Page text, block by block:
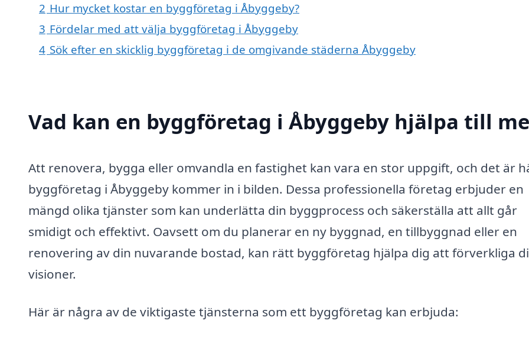
2 Hur mycket kostar en byggföretag i Åbyggeby?
3 Fördelar med att välja byggföretag i Åbyggeby
4 Sök efter en skicklig byggföretag i de omgivande städerna Åbyggeby
Vad kan en byggföretag i Åbyggeby hjälpa till
Att renovera, bygga eller omvandla en fastighet kan vara en stor uppgift, och det är
byggföretag i Åbyggeby kommer in i bilden. Dessa professionella företag erbjuder en
mängd olika tjänster som kan underlätta din byggprocess och säkerställa att allt går
smidigt och effektivt. Oavsett om du planerar en ny byggnad, en tillbyggnad eller en
renovering av din nuvarande bostad, kan rätt byggföretag hjälpa dig att förverkliga
visioner.
Här är några av de viktigaste tjänsterna som ett byggföretag kan erbjuda: